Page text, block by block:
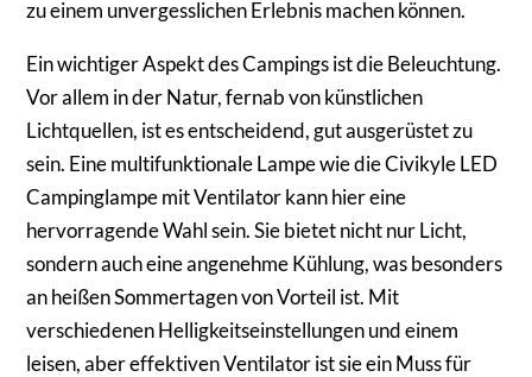
zu einem unvergesslichen Erlebnis machen können.
Ein wichtiger Aspekt des Campings ist die Beleuchtung.
Vor allem in der Natur, fernab von künstlichen
Lichtquellen, ist es entscheidend, gut ausgerüstet zu
sein. Eine multifunktionale Lampe wie die Civikyle LED
Campinglampe mit Ventilator kann hier eine
hervorragende Wahl sein. Sie bietet nicht nur Licht,
sondern auch eine angenehme Kühlung, was besonders
an heißen Sommertagen von Vorteil ist. Mit
verschiedenen Helligkeitseinstellungen und einem
leisen, aber effektiven Ventilator ist sie ein Muss für